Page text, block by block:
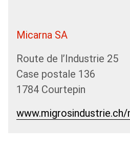
Micarna SA
Route de l’Industrie 25
Case postale 136
1784 Courtepin
www.migrosindustrie.ch­/­